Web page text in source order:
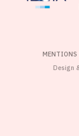
MENTIONS
Design